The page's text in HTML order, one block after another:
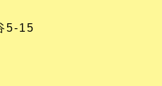
5-15